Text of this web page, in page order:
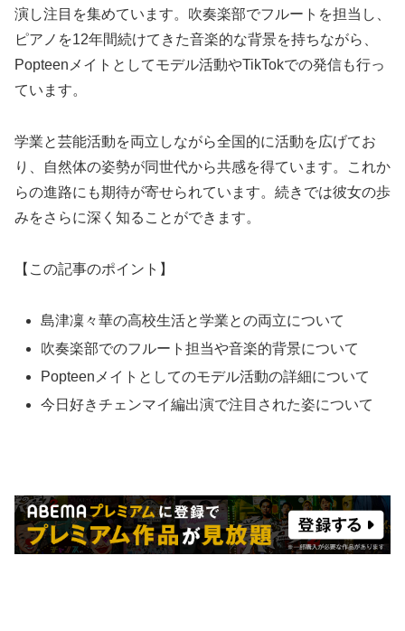
演し注目を集めています。吹奏楽部でフルートを担当し、
ピアノを12年間続けてきた音楽的な背景を持ちながら、
Popteenメイトとしてモデル活動やTikTokでの発信も行っ
ています。
学業と芸能活動を両立しながら全国的に活動を広げてお
り、自然体の姿勢が同世代から共感を得ています。これか
らの進路にも期待が寄せられています。続きでは彼女の歩
みをさらに深く知ることができます。
【この記事のポイント】
島津凜々華の高校生活と学業との両立について
吹奏楽部でのフルート担当や音楽的背景について
Popteenメイトとしてのモデル活動の詳細について
今日好きチェンマイ編出演で注目された姿について